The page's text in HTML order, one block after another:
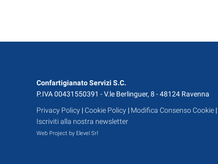
Confartigianato Servizi S.C.
P.IVA 00431550391 - V.le Berlinguer, 8 - 48124 Ravenna
Privacy Policy |Cookie Policy | Modifica Consenso Cookie |
Iscriviti alla nostra newsletter
Web Project by Elevel Srl